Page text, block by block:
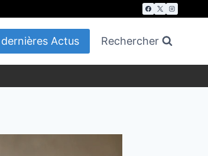
Actus Rechercher